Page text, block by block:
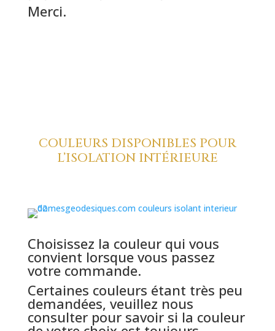
Merci.
COULEURS DISPONIBLES POUR
L’ISOLATION INTÉRIEURE
Choisissez la couleur qui vous
convient lorsque vous passez
votre commande.
Certaines couleurs étant très peu
demandées, veuillez nous
consulter pour savoir si la couleur